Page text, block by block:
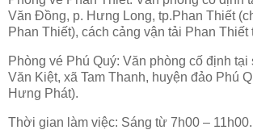
Văn Đồng, p. Hưng Long, tp.Phan Thiết
Phan Thiết), cách cảng vận tải Phan Thiết
Phòng vé Phú Quý: Văn phòng cố định tại
Văn Kiệt, xã Tam Thanh, huyện đảo Phú
Hưng Phát).
Thời gian làm việc: Sáng từ 7h00 –